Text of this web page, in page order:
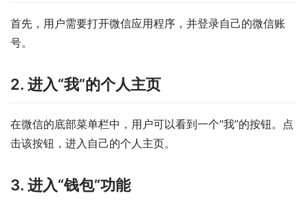
首先，用户需要打开微信应用程序，并登录自己的微信账
号。
2. 进入“我”的个人主页
在微信的底部菜单栏中，用户可以看到一个“我”的按钮。点
击该按钮，进入自己的个人主页。
3. 进入“钱包”功能